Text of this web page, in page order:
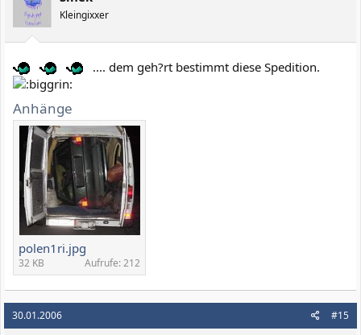
Kleingixxer
.... dem geh?rt bestimmt diese Spedition.
Anhänge
polen1ri.jpg
32 KB Aufrufe: 212
30.01.2006 #15